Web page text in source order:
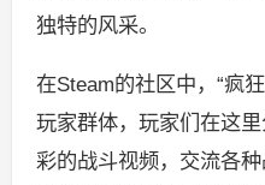
独特的风采。
在Steam的社区中，“疯
玩家群体，玩家们在这
彩的战斗视频，交流各